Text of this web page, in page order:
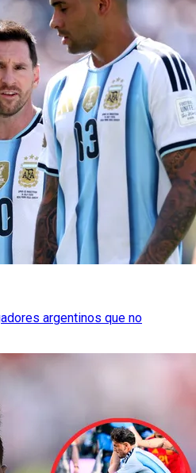
argentinos que no